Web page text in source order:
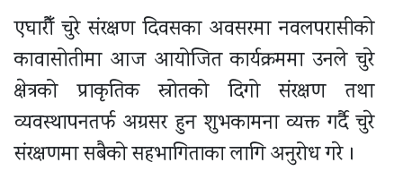
एघारौँ चुरे संरक्षण दिवसका अवसरमा नवलपरासीको
कावासोतीमा आज आयोजित कार्यक्रममा उनले चुरे
क्षेत्रको प्राकृतिक स्रोतको दिगो संरक्षण तथा
व्यवस्थापनतर्फ अग्रसर हुन शुभकामना व्यक्त गर्दै चुरे
संरक्षणमा सबैको सहभागिताका लागि अनुरोध गरे ।